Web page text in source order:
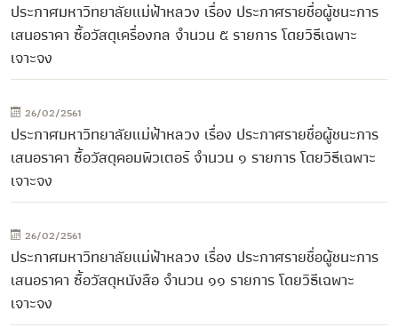
ประกาศมหาวิทยาลัยแม่ฟ้าหลวง เรื่อง ประกาศรายชื่อผู้ชนะการ
เสนอราคา ซื้อวัสดุเครื่องกล จำนวน ๕ รายการ โดยวิธีเฉพาะ
เจาะจง
26/02/2561
ประกาศมหาวิทยาลัยแม่ฟ้าหลวง เรื่อง ประกาศรายชื่อผู้ชนะการ
เสนอราคา ซื้อวัสดุคอมพิวเตอร์ จำนวน ๑ รายการ โดยวิธีเฉพาะ
เจาะจง
26/02/2561
ประกาศมหาวิทยาลัยแม่ฟ้าหลวง เรื่อง ประกาศรายชื่อผู้ชนะการ
เสนอราคา ซื้อวัสดุหนังสือ จำนวน ๑๑ รายการ โดยวิธีเฉพาะ
เจาะจง